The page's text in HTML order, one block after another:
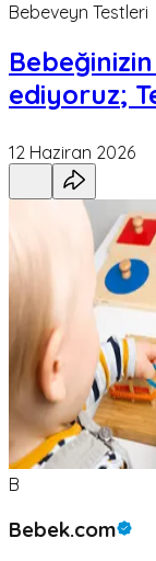
Bebeveyn Testleri
ediyoruz;
12 Haziran 2026
B
Bebek.com